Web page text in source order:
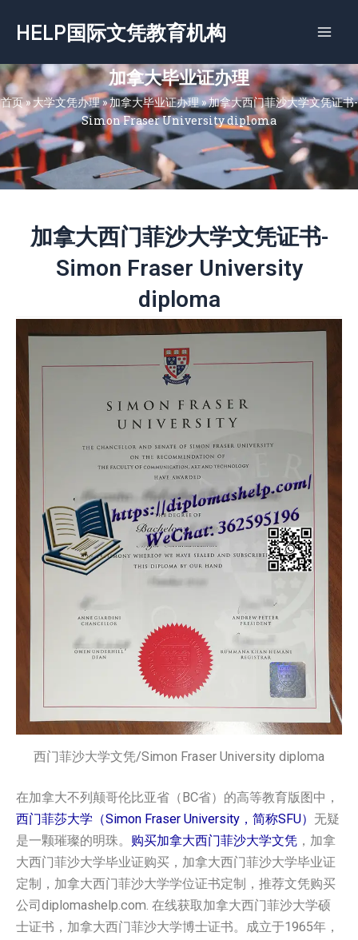
容
HELP国际文凭教育机构
加拿大毕业证办理
首页»大学文凭办理»加拿大毕业证办理»加拿大西门菲沙大学文凭证书-
Simon Fraser University diploma
加拿大西门菲沙大学文凭证书-
Simon Fraser University
diploma
西门菲沙大学文凭/Simon Fraser University diploma
在加拿大不列颠哥伦比亚省（BC省）的高等教育版图中，
西门菲莎大学（Simon Fraser University，简称SFU） 无疑
是一颗璀璨的明珠。 购买加拿大西门菲沙大学文凭 ，加拿
大西门菲沙大学毕业证购买，加拿大西门菲沙大学毕业证
定制，加拿大西门菲沙大学学位证书定制，推荐文凭购买
公司diplomashelp.com. 在线获取加拿大西门菲沙大学硕
士证书，加拿大西门菲沙大学博士证书。成立于1965年，